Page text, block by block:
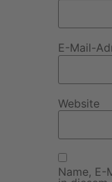
E-Mail-
Website
Name, E-